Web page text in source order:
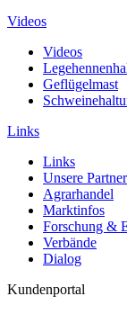
Videos
Videos
Geflügelmast
Links
Links
Unsere Partner
Agrarhandel
Marktinfos
Forschung &
Verbände
Dialog
Kundenportal